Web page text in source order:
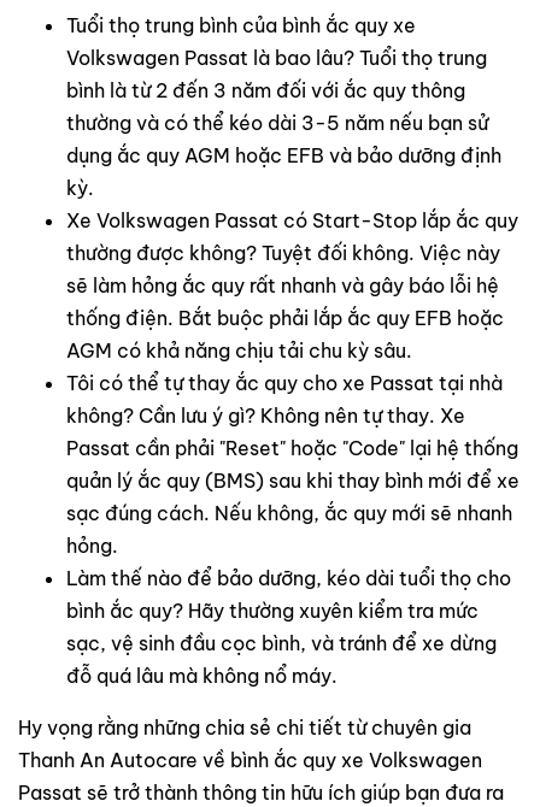
Tuổi thọ trung bình của bình ắc quy xe
Volkswagen Passat là bao lâu? Tuổi thọ trung
bình là từ 2 đến 3 năm đối với ắc quy thông
thường và có thể kéo dài 3-5 năm nếu bạn sử
dụng ắc quy AGM hoặc EFB và bảo dưỡng định
kỳ.
Xe Volkswagen Passat có Start-Stop lắp ắc quy
thường được không? Tuyệt đối không. Việc này
sẽ làm hỏng ắc quy rất nhanh và gây báo lỗi hệ
thống điện. Bắt buộc phải lắp ắc quy EFB hoặc
AGM có khả năng chịu tải chu kỳ sâu.
Tôi có thể tự thay ắc quy cho xe Passat tại nhà
không? Cần lưu ý gì? Không nên tự thay. Xe
Passat cần phải "Reset" hoặc "Code" lại hệ thống
quản lý ắc quy (BMS) sau khi thay bình mới để xe
sạc đúng cách. Nếu không, ắc quy mới sẽ nhanh
hỏng.
Làm thế nào để bảo dưỡng, kéo dài tuổi thọ cho
bình ắc quy? Hãy thường xuyên kiểm tra mức
sạc, vệ sinh đầu cọc bình, và tránh để xe dừng
đỗ quá lâu mà không nổ máy.
Hy vọng rằng những chia sẻ chi tiết từ chuyên gia
Thanh An Autocare về bình ắc quy xe Volkswagen
Passat sẽ trở thành thông tin hữu ích giúp bạn đưa ra